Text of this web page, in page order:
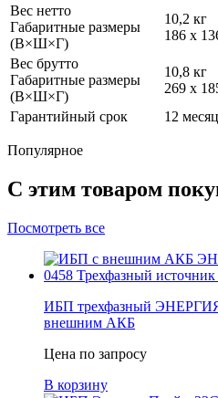
Вес нетто
Габаритные размеры
(В×Ш×Г)
10,2 кг
186 х
Вес брутто
Габаритные размеры
(В×Ш×Г)
10,8 кг
269 х
Гарантийный срок
12
Популярное
С этим товаром
Посмотреть все
ИБП трехфазный
внешним АКБ
Цена по запросу
В корзину